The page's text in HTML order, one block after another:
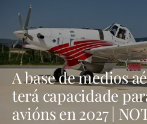
A base de medios
terá capacidade
avións en 2027 |